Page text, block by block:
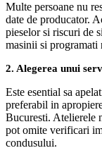
Multe persoane nu
date de producator.
pieselor si riscuri de
masinii si programati
2. Alegerea unui
Este esential sa
preferabil in
Bucuresti. Atelierele
pot omite verificari
condusului.